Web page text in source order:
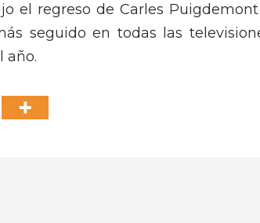
el regreso de Carles
seguido en todas las
año.